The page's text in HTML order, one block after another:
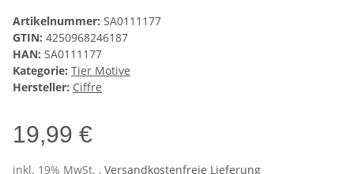
Artikelnummer: SA0111177
GTIN: 4250968246187
HAN: SA0111177
Kategorie: Tier Motive
Hersteller: Ciffre
19,99 €
inkl. 19% MwSt. , Versandkostenfreie Lieferung